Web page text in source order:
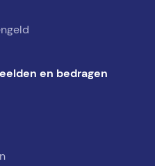
en bedragen